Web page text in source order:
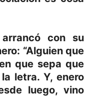
con su
“Alguien que
que sepa que
letra. Y, enero
luego, vino